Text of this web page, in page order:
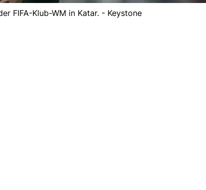
FIFA-Klub-WM in Katar. - Keystone